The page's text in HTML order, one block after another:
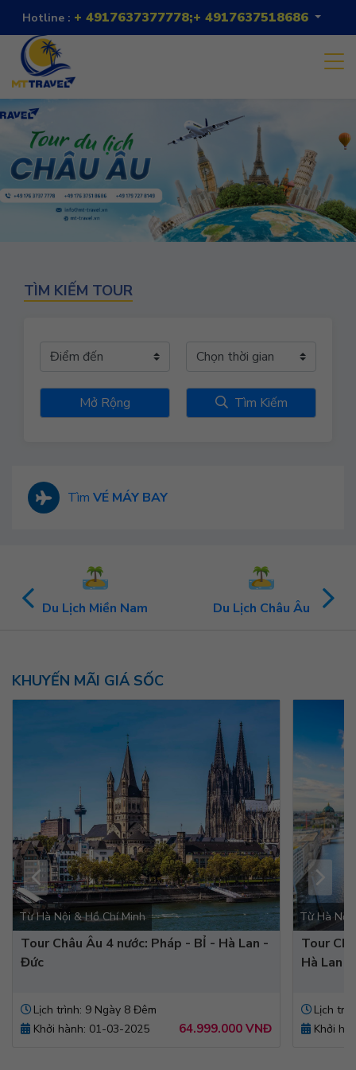
Hotline : + 4917637377778;+ 4917637518686
TÌM KIẾM TOUR
Mở Rộng Tìm Kiếm
Tìm VÉ MÁY BAY
Du Lịch Miền Nam Du Lịch Châu Âu
KHUYẾN MÃI GIÁ SỐC
Từ Hà Nội & Hồ Chí Minh
Tour Châu Âu 4 nước: Pháp - BỈ - Hà Lan -
Đức
Lịch trình: 9 Ngày 8 Đêm
Khởi hành: 01-03-2025
64.999.000 VNĐ
Từ Hà Nội
Tour
Hà Lan
Lịch
Khởi